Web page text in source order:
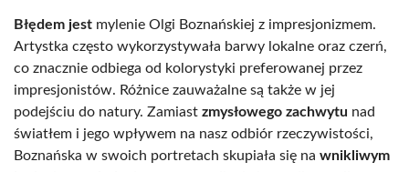
Błędem jest mylenie Olgi Boznańskiej z impresjonizmem.
Artystka często wykorzystywała barwy lokalne oraz czerń,
co znacznie odbiega od kolorystyki preferowanej przez
impresjonistów. Różnice zauważalne są także w jej
podejściu do natury. Zamiast zmysłowego zachwytu nad
światłem i jego wpływem na nasz odbiór rzeczywistości,
Boznańska w swoich portretach skupiała się na wnikliwym